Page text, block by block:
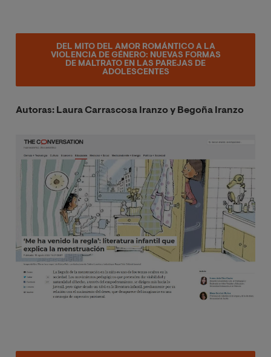
DEL MITO DEL AMOR ROMÁNTICO A LA
VIOLENCIA DE GÉNERO: NUEVAS FORMAS
DE MALTRATO EN LAS PAREJAS DE
ADOLESCENTES
Autoras: Laura Carrascosa Iranzo y Begoña Iranzo